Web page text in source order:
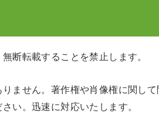
断転載することを禁止します。
ません。著作権や肖像権に関して
い。迅速に対応いたします。